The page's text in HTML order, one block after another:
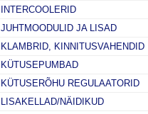
INTERCOOLERID
JUHTMOODULID JA LISAD
KLAMBRID, KINNITUSVAHENDID
KÜTUSEPUMBAD
KÜTUSERÕHU REGULAATORID
LISAKELLAD/NÄIDIKUD